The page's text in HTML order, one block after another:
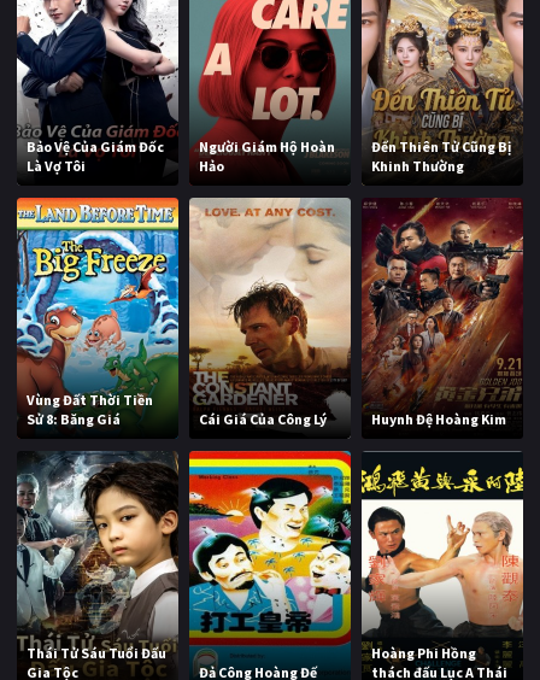
Bảo Vệ Của Giám Đốc
Là Vợ Tôi
Người Giám Hộ Hoàn
Hảo
Đến Thiên Tử Cũng Bị
Khinh Thường
Vùng Đất Thời Tiền
Sử 8: Băng Giá
Cái Giá Của Công Lý Huynh Đệ Hoàng Kim
Thái Tử Sáu Tuổi Đấu
Gia Tộc
Đả Công Hoàng Đế
Hoàng Phi Hồng
thách đấu Lục A Thái